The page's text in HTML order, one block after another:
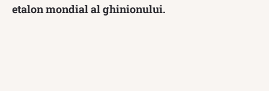
etalon mondial al ghinionului.